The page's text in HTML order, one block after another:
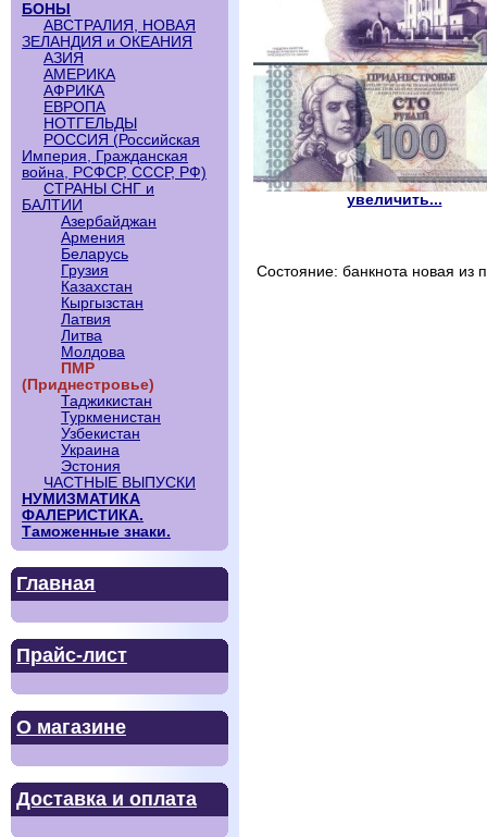
БОНЫ
АВСТРАЛИЯ, НОВАЯ
ЗЕЛАНДИЯ и ОКЕАНИЯ
АЗИЯ
АМЕРИКА
АФРИКА
ЕВРОПА
НОТГЕЛЬДЫ
РОССИЯ (Российская
Империя, Гражданская
война, РСФСР, СССР, РФ)
СТРАНЫ СНГ и
БАЛТИИ
Азербайджан
Армения
Беларусь
Грузия
Казахстан
Кыргызстан
Латвия
Литва
Молдова
ПМР
(Приднестровье)
Таджикистан
Туркменистан
Узбекистан
Украина
Эстония
ЧАСТНЫЕ ВЫПУСКИ
НУМИЗМАТИКА
ФАЛЕРИСТИКА.
Таможенные знаки.
Главная
Прайс-лист
О магазине
Доставка и оплата
увеличить...
Состояние: банкнота новая из